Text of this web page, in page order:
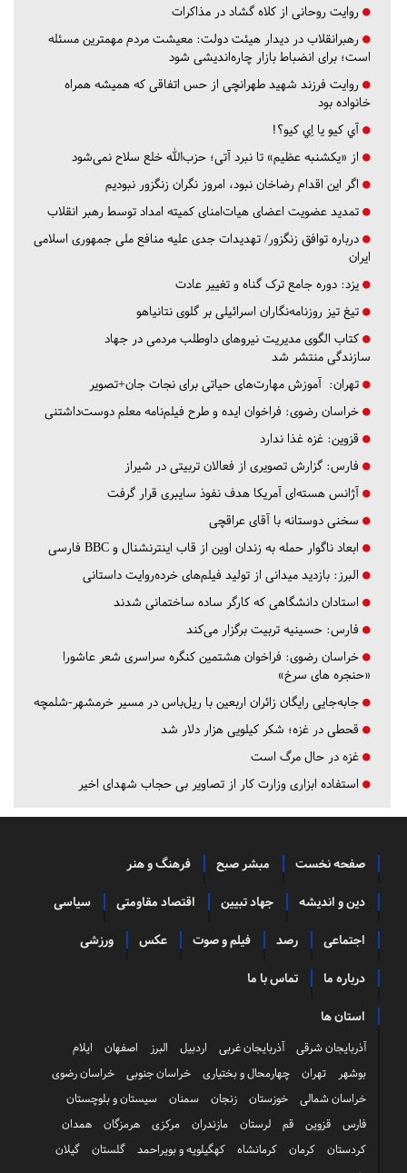
روایت روحانی از کلاه گشاد در مذاکرات
رهبرانقلاب در دیدار هیئت دولت: معیشت مردم مهمترین مسئله
است؛ برای انضباط بازار چاره‌اندیشی شود
روایت فرزند شهید طهرانچی از حس اتفاقی که همیشه همراه
خانواده بود
آي كيو يا اِي كيو؟!
از «یکشنبه عظیم» تا نبرد آتی؛ حزب‌الله خلع سلاح نمی‌شود
اگر این اقدام رضاخان نبود، امروز نگران زنگزور نبودیم
تمدید عضویت اعضای هیات‌امنای کمیته امداد توسط رهبر انقلاب
درباره توافق زنگزور/ تهدیدات جدی علیه منافع ملی جمهوری اسلامی
ایران
یزد: دوره جامع ترک گناه و تغییر عادت
تیغ تیز روزنامه‌نگاران اسرائیلی بر گلوی نتانیاهو
کتاب الگوی مدیریت نیروهای داوطلب مردمی در جهاد
سازندگی منتشر شد
تهران: آموزش مهارت‌های حیاتی برای نجات جان+تصویر
خراسان رضوی: فراخوان ایده و طرح فیلم‌نامه معلم دوست‌داشتنی
قزوین: غزه غذا ندارد
فارس: گزارش تصویری از فعالان تربیتی در شیراز
آژانس هسته‌ای آمریکا هدف نفوذ سایبری قرار گرفت
سخنی دوستانه با آقای عراقچی
ابعاد ناگوار حمله به زندان اوین از قاب اینترنشنال و BBC فارسی
البرز: بازدید میدانی از تولید فیلم‌های خرده‌روایت داستانی
استادان دانشگاهی که کارگر ساده ساختمانی شدند
فارس: حسینیه تربیت برگزار می‌کند
خراسان رضوی: فراخوان هشتمین کنگره سراسری شعر عاشورا
«حنجره های سرخ»
جابه‌جایی رایگان زائران اربعین با ریل‌باس در مسیر خرمشهر-شلمچه
قحطی در غزه؛ شکر کیلویی هزار دلار شد
غزه در حال مرگ است
استفاده ابزاری وزارت کار از تصاویر بی حجاب شهدای اخیر
صفحه نخست مبشر صبح فرهنگ و هنر
دین و اندیشه جهاد تبیین اقتصاد مقاومتی سیاسی
اجتماعی رصد فیلم و صوت عکس ورزشی
درباره ما تماس با ما
استان ها
آذربایجان شرقی آذربایجان غربی اردبیل البرز اصفهان
ایلام
بوشهر
تهران چهارمحال و بختیاری خراسان جنوبی
خراسان رضوی
خراسان شمالی
خوزستان زنجان سمنان
سیستان و بلوچستان
فارس
قزوین قم لرستان مازندران مرکزی هرمزگان
همدان
کردستان
کرمان کرمانشاه کهگیلویه و بویراحمد گلستان
گیلان